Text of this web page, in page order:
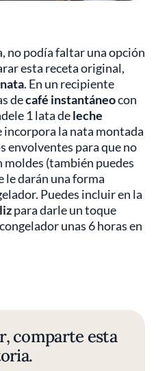
no podía faltar una opción
esta receta original,
nata. En un recipiente
decafé instantáneocon
1 lata deleche
incorpora la nata montada
envolventes para que no
moldes (también puedes
le darán una forma
Puedes incluir en la
para darle un toque
unas 6 horas en
comparte esta